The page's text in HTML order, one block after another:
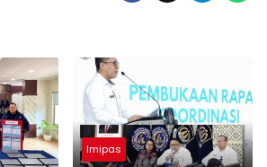
Imipas